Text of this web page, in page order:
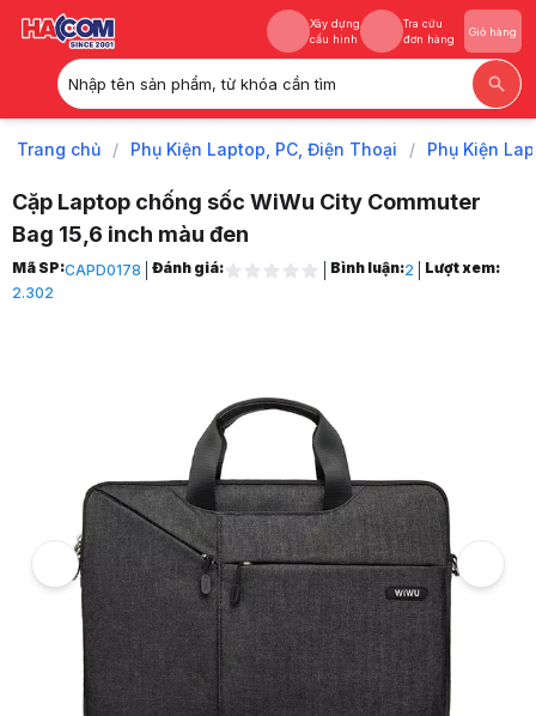
Xây dựng
cấu hình
Tra cứu
đơn hàng
Giỏ hàng
Nhập tên sản phẩm, từ khóa cần tìm
Xây dựng
Tra cứu
Trang chủ / Phụ Kiện Laptop, PC, Điện Thoại / Phụ Kiện
Cặp Laptop chống sốc WiWu City Commuter
Bag 15,6 inch màu đen
Trang chủ
1
Cặp Laptop chống sốc WiWu City Commuter bag 15,6 inch màu đen
Hình ảnh và video sản phẩm
Cặp Laptop chống sốc WiWu City Commuter bag 15,6 inch màu đen
Giá niêm yết:
739.000 VND
Giá mua online: 449.000 VND Tiết kiệm 290.000 VND (-39%)
Giá mua trả góp (6 tháng): 74.834 VND / tháng
Trả góp qua thẻ VISA (12 tháng):
37.417 VND / tháng
Giá đã bao gồm VAT
Mã sản phẩm:
CAPD0178
Mã SP:CAPD0178 Đánh giá: Bình luận:2
Lượt xem:
2.302